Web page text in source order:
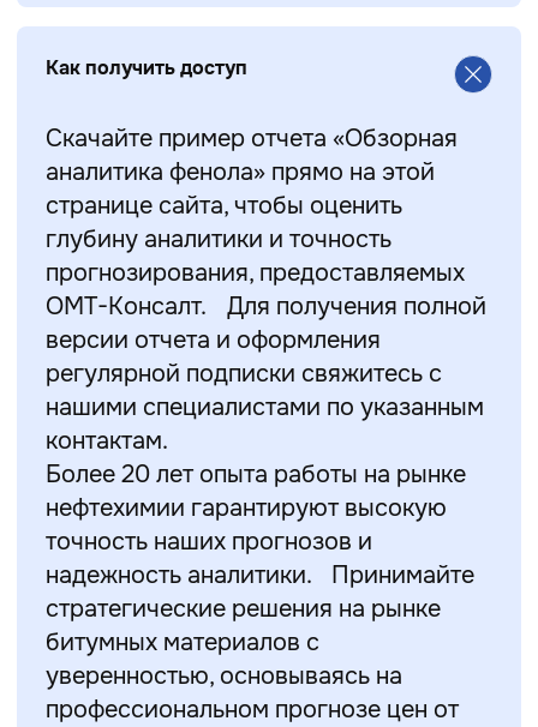
Как получить доступ
Скачайте пример отчета «Обзорная
аналитика фенола» прямо на этой
странице сайта, чтобы оценить
глубину аналитики и точность
прогнозирования, предоставляемых
ОМТ-Консалт. Для получения полной
версии отчета и оформления
регулярной подписки свяжитесь с
нашими специалистами по указанным
контактам.
Более 20 лет опыта работы на рынке
нефтехимии гарантируют высокую
точность наших прогнозов и
надежность аналитики. Принимайте
стратегические решения на рынке
битумных материалов с
уверенностью, основываясь на
профессиональном прогнозе цен от